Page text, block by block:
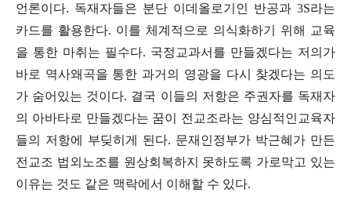
언론이다. 독재자들은 분단 이데올로기인 반공과 3S라는
카드를 활용한다. 이를 체계적으로 의식화하기 위해 교육
을 통한 마취는 필수다. 국정교과서를 만들겠다는 저의가
바로 역사왜곡을 통한 과거의 영광을 다시 찾겠다는 의도
가 숨어있는 것이다. 결국 이들의 저항은 주권자를 독재자
의 아바타로 만들겠다는 꿈이 전교조라는 양심적인교육자
들의 저항에 부딪히게 된다. 문재인정부가 박근혜가 만든
전교조 법외노조를 원상회복하지 못하도록 가로막고 있는
이유는 것도 같은 맥락에서 이해할 수 있다.